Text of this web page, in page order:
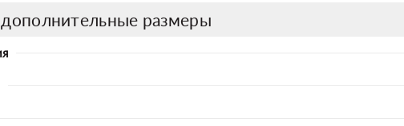
размеры